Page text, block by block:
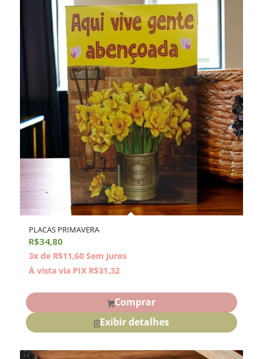
PLACAS PRIMAVERA
R$34,80
3x de R$11,60 Sem juros
À vista via PIX R$31,32
Comprar
Exibir detalhes